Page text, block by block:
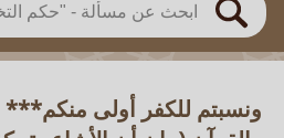
بحث
ونسبتم للكفر أولى منكم***